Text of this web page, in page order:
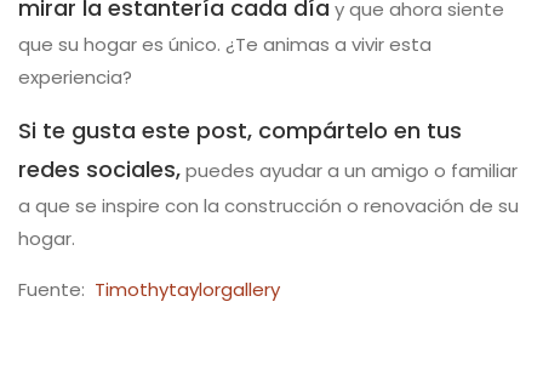
mirar la estantería cada día y que ahora siente
que su hogar es único. ¿Te animas a vivir esta
experiencia?
Si te gusta este post, compártelo en tus
redes sociales,puedes ayudar a un amigo o familiar
a que se inspire con la construcción o renovación de su
hogar.
Fuente: Timothytaylorgallery